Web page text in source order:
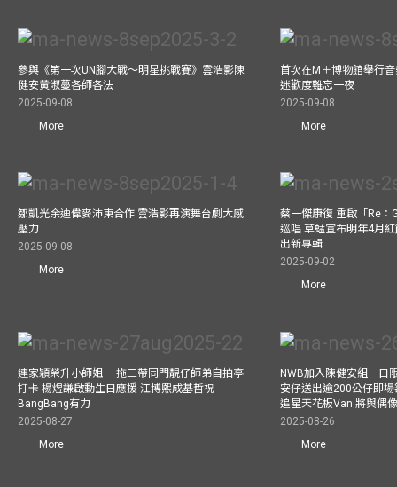
參與《第一次UN腳大戰～明星挑戰賽》雲浩影陳
健安黃淑蔓各師各法
2025-09-08
More
首次在M＋博物館舉行
迷歡度難忘一夜
2025-09-08
More
鄒凱光余迪偉麥沛東合作 雲浩影再演舞台劇大感
壓力
2025-09-08
More
蔡一傑康復 重啟「Re：
巡唱 草蜢宣布明年4月
出新專輯
2025-09-02
More
連家穎榮升小師姐 一拖三帶同門靚仔師弟自拍亭
打卡 楊煜謙啟動生日應援 江博熙成基哲祝
BangBang有力
2025-08-27
More
NWB加入陳健安組一日
安仔送出逾200公仔即
追星天花板Van 將與偶
2025-08-26
More